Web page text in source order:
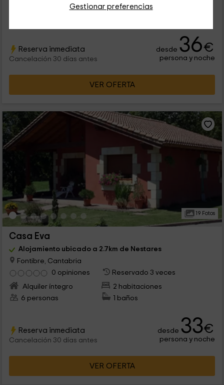
Gestionar preferencias
Alquiler íntegro
2 habitaciones
Reserva inmediata
Cancelación 30 días antes
desde 36€
persona y noche
VER OFERTA
19 Fotos
Casa Eva
Alojamiento ubicado a 2.7km de Nestares
Fontibre, Cantabria
0 opiniones
Reservado 3 veces
Alquiler íntegro
2 habitaciones
6 personas
1 baños
Reserva inmediata
Cancelación 30 días antes
desde 33€
persona y noche
VER OFERTA